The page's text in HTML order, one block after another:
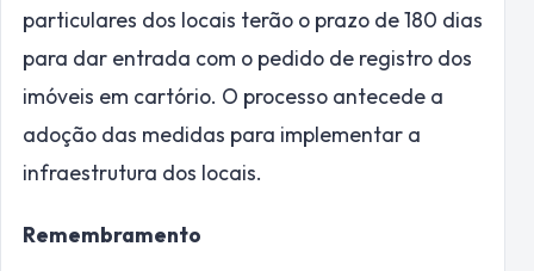
particulares dos locais terão o prazo de 180 dias
para dar entrada com o pedido de registro dos
imóveis em cartório. O processo antecede a
adoção das medidas para implementar a
infraestrutura dos locais.
Remembramento